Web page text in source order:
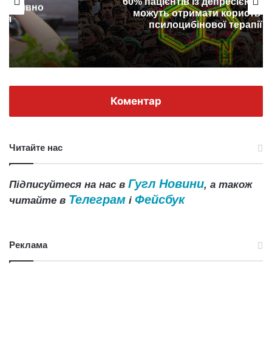
можуть отримати користь від
псилоцибінової терапії
Коментар
Читайте нас
Підписуйтеся на нас в Гугл Новини, а також
читайте в Телеграм і Фейсбук
Реклама